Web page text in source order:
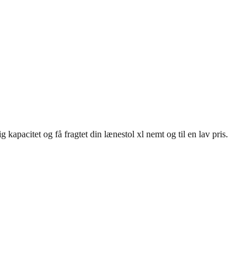
kapacitet og få fragtet din lænestol xl nemt og til en lav pris.